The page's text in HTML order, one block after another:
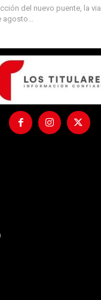
del nuevo puente, la